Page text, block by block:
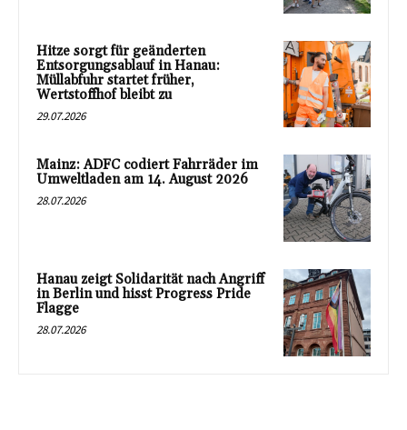
Hitze sorgt für geänderten
Entsorgungsablauf in Hanau:
Müllabfuhr startet früher,
Wertstoffhof bleibt zu
29.07.2026
Mainz: ADFC codiert Fahrräder im
Umweltladen am 14. August 2026
28.07.2026
Hanau zeigt Solidarität nach Angriff
in Berlin und hisst Progress Pride
Flagge
28.07.2026